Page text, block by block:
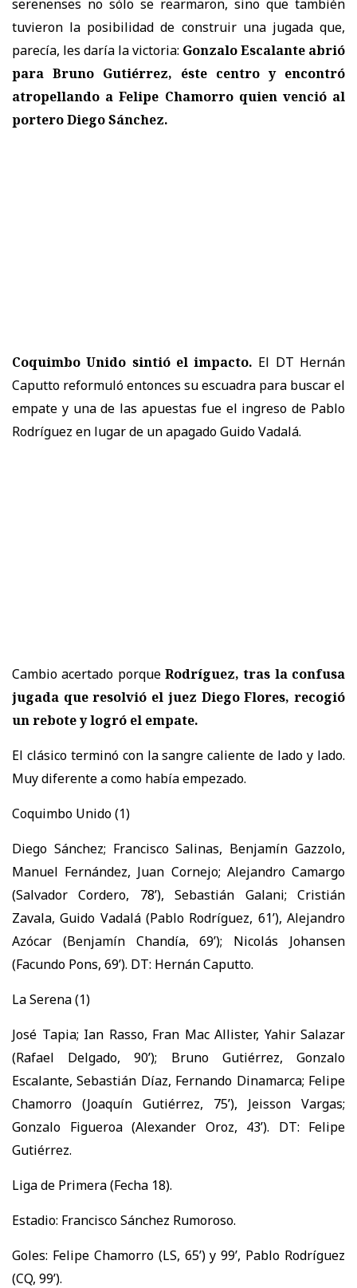
serenenses no sólo se rearmaron, sino que también
tuvieron la posibilidad de construir una jugada que,
parecía, les daría la victoria: Gonzalo Escalante abrió
para Bruno Gutiérrez, éste centro y encontró
atropellando a Felipe Chamorro quien venció al
portero Diego Sánchez.
Coquimbo Unido sintió el impacto. El DT Hernán
Caputto reformuló entonces su escuadra para buscar el
empate y una de las apuestas fue el ingreso de Pablo
Rodríguez en lugar de un apagado Guido Vadalá.
Cambio acertado porque Rodríguez, tras la confusa
jugada que resolvió el juez Diego Flores, recogió
un rebote y logró el empate.
El clásico terminó con la sangre caliente de lado y lado.
Muy diferente a como había empezado.
Coquimbo Unido (1)
Diego Sánchez; Francisco Salinas, Benjamín Gazzolo,
Manuel Fernández, Juan Cornejo; Alejandro Camargo
(Salvador Cordero, 78’), Sebastián Galani; Cristián
Zavala, Guido Vadalá (Pablo Rodríguez, 61’), Alejandro
Azócar (Benjamín Chandía, 69’); Nicolás Johansen
(Facundo Pons, 69’). DT: Hernán Caputto.
La Serena (1)
José Tapia; Ian Rasso, Fran Mac Allister, Yahir Salazar
(Rafael Delgado, 90’); Bruno Gutiérrez, Gonzalo
Escalante, Sebastián Díaz, Fernando Dinamarca; Felipe
Chamorro (Joaquín Gutiérrez, 75’), Jeisson Vargas;
Gonzalo Figueroa (Alexander Oroz, 43’). DT: Felipe
Gutiérrez.
Liga de Primera (Fecha 18).
Estadio: Francisco Sánchez Rumoroso.
Goles: Felipe Chamorro (LS, 65’) y 99’, Pablo Rodríguez
(CQ, 99’).